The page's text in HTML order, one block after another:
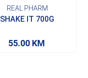
REAL PHARM
SHAKE IT 700G
55.00 KM